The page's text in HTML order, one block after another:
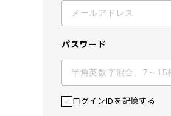
パスワード
ログインIDを記憶する